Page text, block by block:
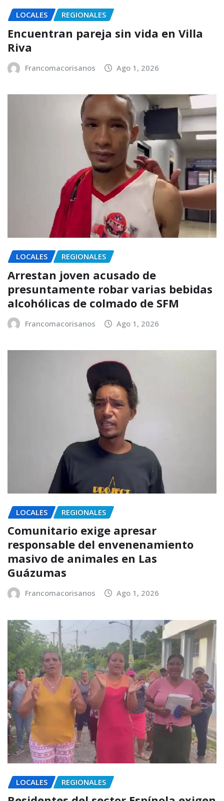
LOCALES REGIONALES
Encuentran pareja sin vida en Villa
Riva
Francomacorisanos Ago 1, 2026
LOCALES REGIONALES
Arrestan joven acusado de
presuntamente robar varias bebidas
alcohólicas de colmado de SFM
Francomacorisanos Ago 1, 2026
LOCALES REGIONALES
Comunitario exige apresar
responsable del envenenamiento
masivo de animales en Las
Guázumas
Francomacorisanos Ago 1, 2026
LOCALES REGIONALES